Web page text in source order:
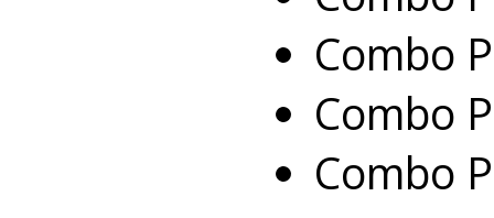
Combo
Combo
Combo